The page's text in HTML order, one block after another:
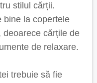
stilul cărții.
bine la copertele
deoarece cărțile de
de relaxare.
trebuie să fie